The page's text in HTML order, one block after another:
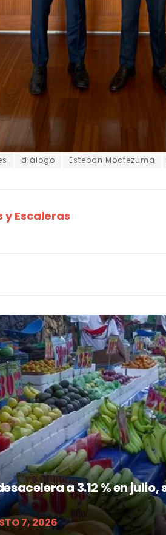
diálogo Esteban Moctezuma
y Escaleras
a 3.12 % en
7, 2026